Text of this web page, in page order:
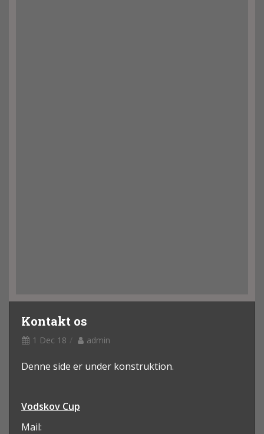
Kontakt os
1 Dec 18 admin
Denne side er under konstruktion.
Vodskov Cup
Mail: